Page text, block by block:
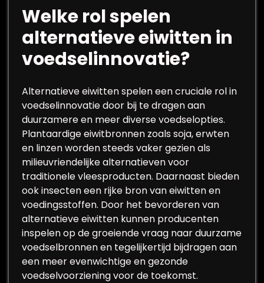
Welke rol spelen
alternatieve eiwitten in
voedselinnovatie?
Alternatieve eiwitten spelen een cruciale rol in
voedselinnovatie door bij te dragen aan
duurzamere en meer diverse voedselopties.
Plantaardige eiwitbronnen zoals soja, erwten
en linzen worden steeds vaker gezien als
milieuvriendelijke alternatieven voor
traditionele vleesproducten. Daarnaast bieden
ook insecten een rijke bron van eiwitten en
voedingsstoffen. Door het bevorderen van
alternatieve eiwitten kunnen producenten
inspelen op de groeiende vraag naar duurzame
voedselbronnen en tegelijkertijd bijdragen aan
een meer evenwichtige en gezonde
voedselvoorziening voor de toekomst.